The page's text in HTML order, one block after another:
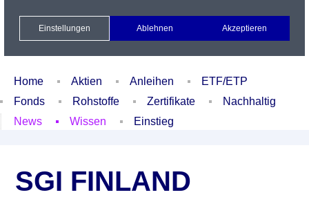
Xetra Realtime
Watchlist Portfolio Login
Home Aktien Anleihen
ETF/ETP
Fonds
Rohstoffe Zertifikate
Nachhaltig
News
Wissen Einstieg
SGI FINLAND
Einstellungen Ablehnen Akzeptieren